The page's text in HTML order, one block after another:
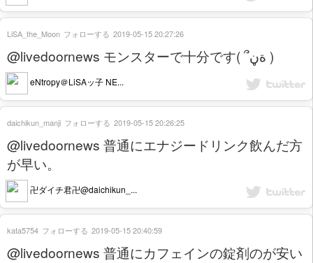
@livedoornews モンスターで十分です( ՞ةڼ )
eNtropy＠LiSAッ子 NE...
LiSA_the_Moon フォローする 2019-05-15 20:27:26
@livedoornews 普通にエナジードリンク飲んだ方
が早い。
卍ダイチ君卍@daichikun_...
daichikun_manji フォローする 2019-05-15 20:26:25
@livedoornews 普通にカフェインの錠剤のが安い
kata5754 フォローする 2019-05-15 20:40:59